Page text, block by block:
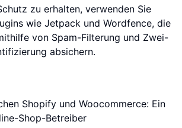
zu erhalten, verwenden Sie
wie Jetpack und Wordfence, die
von Spam-Filterung und Zwei-
absichern.